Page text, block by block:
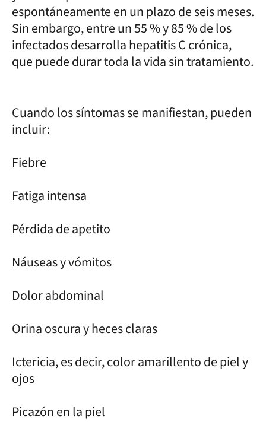
espontáneamente en un plazo de seis meses.
Sin embargo, entre un 55 % y 85 % de los
infectados desarrolla hepatitis C crónica,
que puede durar toda la vida sin tratamiento.
Cuando los síntomas se manifiestan, pueden
incluir:
Fiebre
Fatiga intensa
Pérdida de apetito
Náuseas y vómitos
Dolor abdominal
Orina oscura y heces claras
Ictericia, es decir, color amarillento de piel y
ojos
Picazón en la piel